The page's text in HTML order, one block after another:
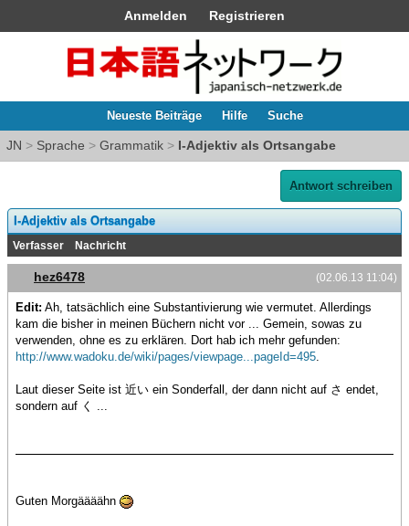
Anmelden Registrieren
Neueste Beiträge Hilfe Suche
JN > Sprache > Grammatik > I-Adjektiv als Ortsangabe
Antwort schreiben
I-Adjektiv als Ortsangabe
Verfasser Nachricht
(02.06.13 11:04)
hez6478
Edit: Ah, tatsächlich eine Substantivierung wie vermutet. Allerdings
kam die bisher in meinen Büchern nicht vor ... Gemein, sowas zu
verwenden, ohne es zu erklären. Dort hab ich mehr gefunden:
http://www.wadoku.de/wiki/pages/viewpage...pageId=495.
Laut dieser Seite ist 近い ein Sonderfall, der dann nicht auf さ endet,
sondern auf く ...
Guten Morgäääähn